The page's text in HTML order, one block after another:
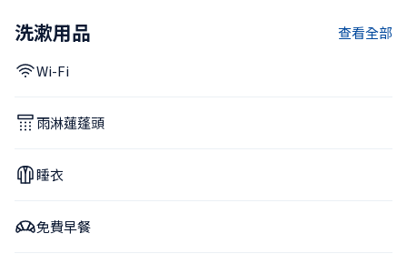
洗漱用品 查看全部
Wi-Fi
雨淋蓮蓬頭
睡衣
免費早餐